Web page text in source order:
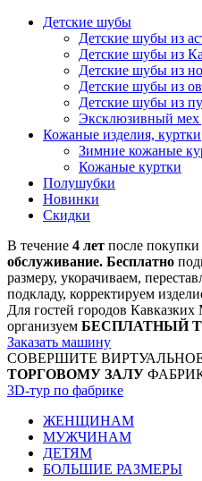
Детские шубы
Детские шубы из
Детские шубы из
Детские шубы из
Детские шубы из
Детские шубы из
Эксклюзивный мех
Кожаные изделия, куртки
Зимние кожаные
Кожаные куртки
Полушубки
Новинки
Скидки
В течение 4 лет после
обслуживание. Бесплатно
размеру, укорачиваем,
подкладу, корректируем
Для гостей городов
организуем БЕСПЛАТНЫЙ
Заказать машину
СОВЕРШИТЕ
ТОРГОВОМУ ЗАЛУ
3D-тур по фабрике
ЖЕНЩИНАМ
МУЖЧИНАМ
ДЕТЯМ
БОЛЬШИЕ РАЗМЕРЫ